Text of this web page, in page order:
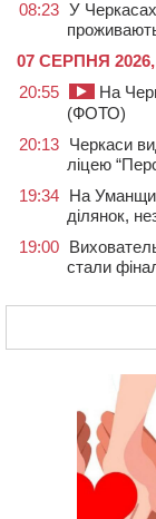
08:23 У Черкасах
07 СЕРПНЯ
20:55
На
(ФОТО)
20:13 Черкаси
ліцею
19:34 На
ділянок,
19:00
стали
закрили
“Це
СМА 13-
ОВА
На
освіти
ціною